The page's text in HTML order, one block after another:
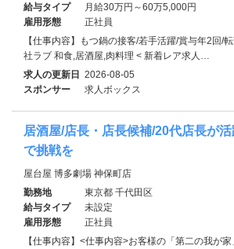
給与タイプ
月給30万円～60万5,000円
雇用形態
正社員
【仕事内容】もつ鍋の接客/若手活躍/賞与年2回/
社ラブ 和食,居酒屋,肉料理 < 新着レア求人…
求人の更新日 2026-08-05
スポンサー
求人ボックス
居酒屋/店長・店長候補/20代店長が
で挑戦を
屋台屋 博多劇場 神保町店
勤務地
東京都 千代田区
給与タイプ
未設定
雇用形態
正社員
【仕事内容】<仕事内容>お客様の「第二の我が